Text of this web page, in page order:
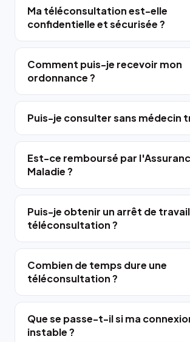
Ma téléconsultation est-elle
confidentielle et sécurisée ?
Comment puis-je recevoir mon
ordonnance ?
Puis-je consulter sans médecin
Est-ce remboursé par
Maladie ?
Puis-je obtenir un arrêt de
téléconsultation ?
Combien de temps dure une
téléconsultation ?
Que se passe-t-il si ma
instable ?